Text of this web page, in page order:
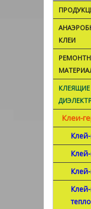
КЛЕИ
Клеи-